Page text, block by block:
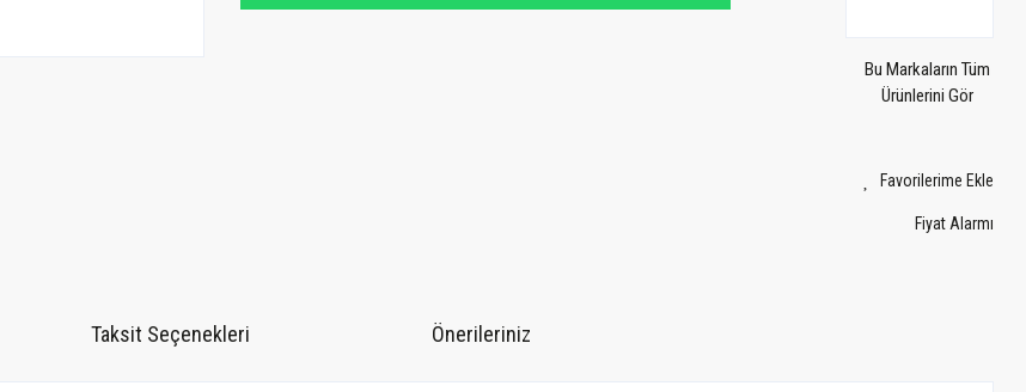
Bu Markaların Tüm
Ürünlerini Gör
Fiyat Alarmı
Taksit Seçenekleri Önerileriniz